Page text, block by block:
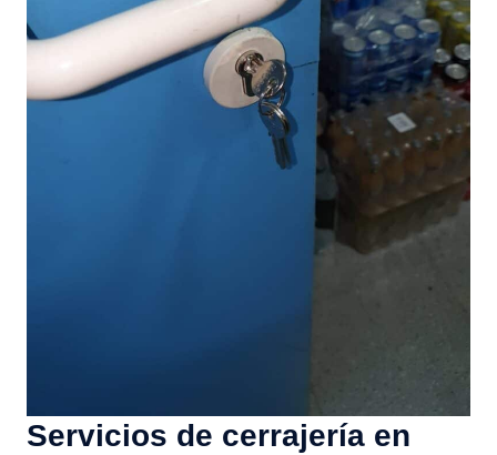
Servicios de cerrajería en